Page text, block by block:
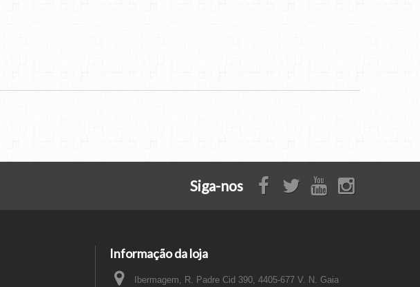
Siga-nos
Informação da loja
Ibermagem, R. Padre Cid 390, 4405-677 V. N. Gaia